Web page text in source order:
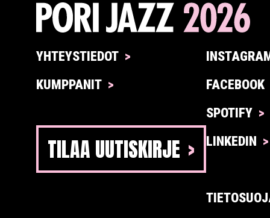
YHTEYSTIEDOT
KUMPPANIT
TILAA UUTISKIRJE
FACEBOOK
SPOTIFY
LINKEDIN